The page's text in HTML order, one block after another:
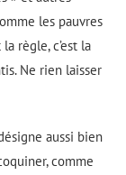
les pauvres
règle, c’est la
Ne rien laisser
aussi bien
comme